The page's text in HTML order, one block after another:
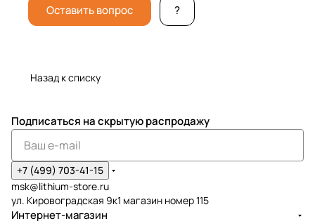
Оставить вопрос ?
Назад к списку
Подписаться на скрытую распродажу
+7 (499) 703-41-15
msk@lithium-store.ru
ул. Кировоградская 9к1 магазин номер 115
Интернет-магазин